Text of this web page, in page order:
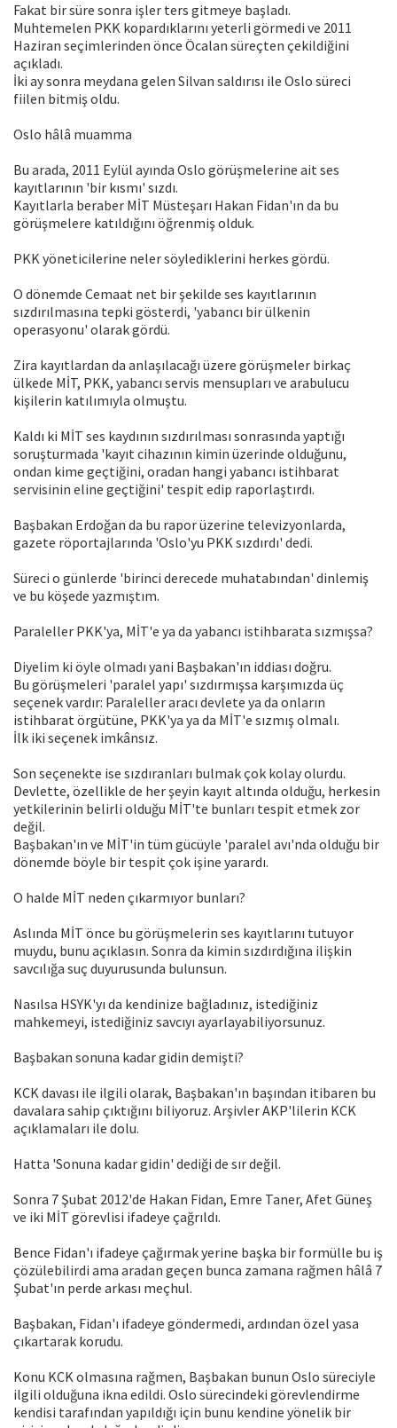
Fakat bir süre sonra işler ters gitmeye başladı.
Muhtemelen PKK kopardıklarını yeterli görmedi ve 2011
Haziran seçimlerinden önce Öcalan süreçten çekildiğini
açıkladı.
İki ay sonra meydana gelen Silvan saldırısı ile Oslo süreci
fiilen bitmiş oldu.
Oslo hâlâ muamma
Bu arada, 2011 Eylül ayında Oslo görüşmelerine ait ses
kayıtlarının 'bir kısmı' sızdı.
Kayıtlarla beraber MİT Müsteşarı Hakan Fidan'ın da bu
görüşmelere katıldığını öğrenmiş olduk.
PKK yöneticilerine neler söylediklerini herkes gördü.
O dönemde Cemaat net bir şekilde ses kayıtlarının
sızdırılmasına tepki gösterdi, 'yabancı bir ülkenin
operasyonu' olarak gördü.
Zira kayıtlardan da anlaşılacağı üzere görüşmeler birkaç
ülkede MİT, PKK, yabancı servis mensupları ve arabulucu
kişilerin katılımıyla olmuştu.
Kaldı ki MİT ses kaydının sızdırılması sonrasında yaptığı
soruşturmada 'kayıt cihazının kimin üzerinde olduğunu,
ondan kime geçtiğini, oradan hangi yabancı istihbarat
servisinin eline geçtiğini' tespit edip raporlaştırdı.
Başbakan Erdoğan da bu rapor üzerine televizyonlarda,
gazete röportajlarında 'Oslo'yu PKK sızdırdı' dedi.
Süreci o günlerde 'birinci derecede muhatabından' dinlemiş
ve bu köşede yazmıştım.
Paraleller PKK'ya, MİT'e ya da yabancı istihbarata sızmışsa?
Diyelim ki öyle olmadı yani Başbakan'ın iddiası doğru.
Bu görüşmeleri 'paralel yapı' sızdırmışsa karşımızda üç
seçenek vardır: Paraleller aracı devlete ya da onların
istihbarat örgütüne, PKK'ya ya da MİT'e sızmış olmalı.
İlk iki seçenek imkânsız.
Son seçenekte ise sızdıranları bulmak çok kolay olurdu.
Devlette, özellikle de her şeyin kayıt altında olduğu, herkesin
yetkilerinin belirli olduğu MİT'te bunları tespit etmek zor
değil.
Başbakan'ın ve MİT'in tüm gücüyle 'paralel avı'nda olduğu bir
dönemde böyle bir tespit çok işine yarardı.
O halde MİT neden çıkarmıyor bunları?
Aslında MİT önce bu görüşmelerin ses kayıtlarını tutuyor
muydu, bunu açıklasın. Sonra da kimin sızdırdığına ilişkin
savcılığa suç duyurusunda bulunsun.
Nasılsa HSYK'yı da kendinize bağladınız, istediğiniz
mahkemeyi, istediğiniz savcıyı ayarlayabiliyorsunuz.
Başbakan sonuna kadar gidin demişti?
KCK davası ile ilgili olarak, Başbakan'ın başından itibaren bu
davalara sahip çıktığını biliyoruz. Arşivler AKP'lilerin KCK
açıklamaları ile dolu.
Hatta 'Sonuna kadar gidin' dediği de sır değil.
Sonra 7 Şubat 2012'de Hakan Fidan, Emre Taner, Afet Güneş
ve iki MİT görevlisi ifadeye çağrıldı.
Bence Fidan'ı ifadeye çağırmak yerine başka bir formülle bu iş
çözülebilirdi ama aradan geçen bunca zamana rağmen hâlâ 7
Şubat'ın perde arkası meçhul.
Başbakan, Fidan'ı ifadeye göndermedi, ardından özel yasa
çıkartarak korudu.
Konu KCK olmasına rağmen, Başbakan bunun Oslo süreciyle
ilgili olduğuna ikna edildi. Oslo sürecindeki görevlendirme
kendisi tarafından yapıldığı için bunu kendine yönelik bir